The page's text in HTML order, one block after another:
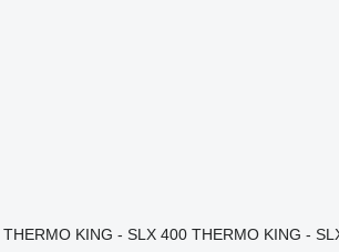
THERMO KING - SLX 400 THERMO KING -